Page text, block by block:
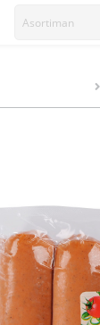
Asortiman